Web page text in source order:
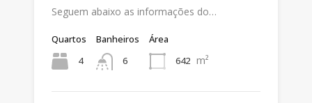
Seguem abaixo as informações do…
Quartos
4
Banheiros
6
Área
642 m²